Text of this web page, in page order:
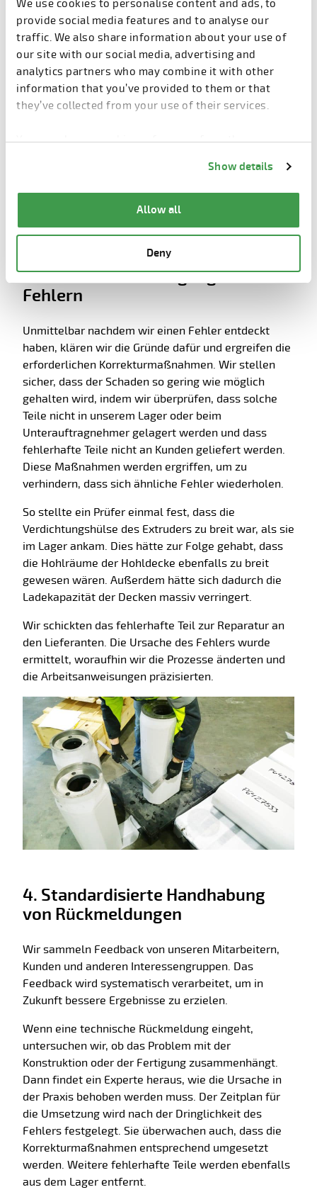
We use cookies to personalise content and ads, to
provide social media features and to analyse our
traffic. We also share information about your use of
our site with our social media, advertising and
analytics partners who may combine it with other
information that you’ve provided to them or that
they’ve collected from your use of their services.
You can change cookie preferences from the
Show details
Allow all
Deny
Kunden geschickt oder für die Montage von Geräten
verwendet werden.
3. Methodischer Umgang mit
Fehlern
Unmittelbar nachdem wir einen Fehler entdeckt
haben, klären wir die Gründe dafür und ergreifen die
erforderlichen Korrekturmaßnahmen. Wir stellen
sicher, dass der Schaden so gering wie möglich
gehalten wird, indem wir überprüfen, dass solche
Teile nicht in unserem Lager oder beim
Unterauftragnehmer gelagert werden und dass
fehlerhafte Teile nicht an Kunden geliefert werden.
Diese Maßnahmen werden ergriffen, um zu
verhindern, dass sich ähnliche Fehler wiederholen.
So stellte ein Prüfer einmal fest, dass die
Verdichtungshülse des Extruders zu breit war, als sie
im Lager ankam. Dies hätte zur Folge gehabt, dass
die Hohlräume der Hohldecke ebenfalls zu breit
gewesen wären. Außerdem hätte sich dadurch die
Ladekapazität der Decken massiv verringert.
Wir schickten das fehlerhafte Teil zur Reparatur an
den Lieferanten. Die Ursache des Fehlers wurde
ermittelt, woraufhin wir die Prozesse änderten und
die Arbeitsanweisungen präzisierten.
4. Standardisierte Handhabung
von Rückmeldungen
Wir sammeln Feedback von unseren Mitarbeitern,
Kunden und anderen Interessengruppen. Das
Feedback wird systematisch verarbeitet, um in
Zukunft bessere Ergebnisse zu erzielen.
Wenn eine technische Rückmeldung eingeht,
untersuchen wir, ob das Problem mit der
Konstruktion oder der Fertigung zusammenhängt.
Dann findet ein Experte heraus, wie die Ursache in
der Praxis behoben werden muss. Der Zeitplan für
die Umsetzung wird nach der Dringlichkeit des
Fehlers festgelegt. Sie überwachen auch, dass die
Korrekturmaßnahmen entsprechend umgesetzt
werden. Weitere fehlerhafte Teile werden ebenfalls
aus dem Lager entfernt.